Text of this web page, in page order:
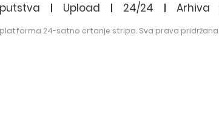
Upload 24/24 Arhiva
platforma 24-satno crtanje stripa. Sva prava